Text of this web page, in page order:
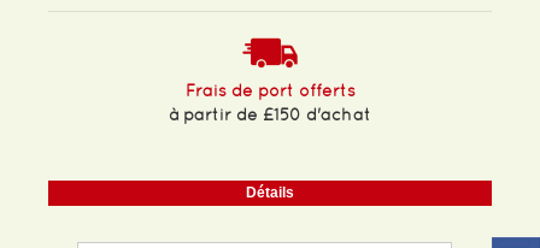
Frais de port offerts
à partir de £150 d'achat
Détails